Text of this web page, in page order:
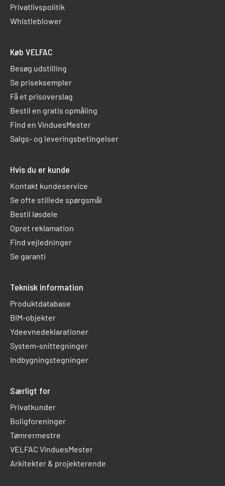
Privatlivspolitik
Whistleblower
Køb VELFAC
Besøg udstilling
Se priseksempler
Få et prisoverslag
Bestil en gratis opmåling
Find en VinduesMester
Salgs- og leveringsbetingelser
Hvis du er kunde
Kontakt kundeservice
Se ofte stillede spørgsmål
Bestil løsdele
Opret reklamation
Find vejledninger
Se garanti
Teknisk information
Produktdatabase
BIM-objekter
Ydeevnedeklarationer
System-snittegninger
Indbygningstegninger
Særligt for
Privatkunder
Boligforeninger
Tømrermestre
VELFAC VinduesMester
Arkitekter & projekterende